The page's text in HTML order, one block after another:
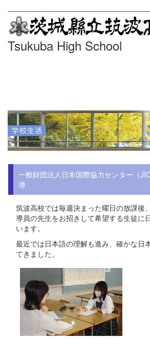
Tsukuba High School
一般財団法人日本国際協力センター（
導
筑波高校では毎週決まった曜日の放課後
導員の先生をお招きして希望する生徒に
います。
最近では日本語の理解も進み、確かな日
てきました。